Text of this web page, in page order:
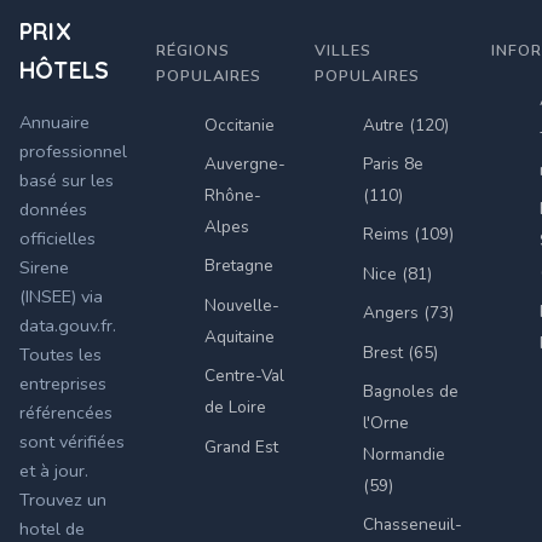
PRIX
HÔTELS
Annuaire
professionnel
basé sur les
données
officielles
Sirene
(INSEE) via
data.gouv.fr.
Toutes les
entreprises
référencées
sont vérifiées
et à jour.
Trouvez un
hotel de
RÉGIONS
POPULAIRES
Occitanie
Auvergne-
Rhône-
Alpes
Bretagne
Nouvelle-
Aquitaine
Centre-Val
de Loire
Grand Est
VILLES
POPULAIRES
Autre (120)
Paris 8e
(110)
Reims (109)
Nice (81)
Angers (73)
Brest (65)
Bagnoles de
l'Orne
Normandie
(59)
Chasseneuil-